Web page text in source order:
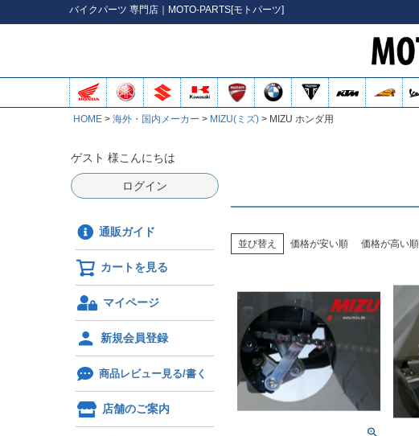
バイクパーツ 専門店｜MOTO-PARTS[モトパーツ]
HOME 海外・国内メーカー MIZU(ミズ) MIZU ホンダ用
ゲスト 様こんにちは
ログイン
通販ガイド
カートを見る
マイページ
新規会員登録
商品レビュー見る/書く
店舗のご案内
並び替え 価格が安い順 価格が高い順